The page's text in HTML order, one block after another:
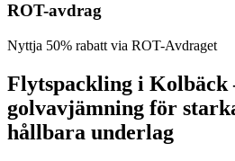
ROT-avdrag
Nyttja 50% rabatt via ROT-Avdraget
Flytspackling i Kolbäck
golvavjämning för
hållbara underlag